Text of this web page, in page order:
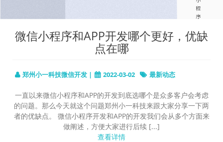
微信小程序和APP开发哪个更好，优缺
点在哪
郑州小一科技微信开发 | 2022-03-02 最新动态
一直以来微信小程序和APP的开发到底选哪个是众多客户会考虑
的问题。那么今天就这个问题郑州小一科技来跟大家分享一下两
者的优缺点。 微信小程序开发和APP的开发我们会从多个方面来
做阐述，方便大家进行后续 [...]
查看详情